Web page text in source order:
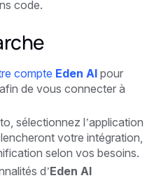
code.
compte Eden AI pour
afin de vous connecter à
sélectionnez l’application
votre intégration,
selon vos besoins.
d’Eden AI